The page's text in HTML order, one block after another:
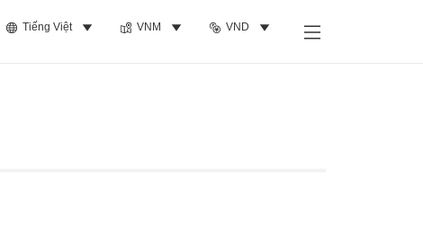
Tiếng Việt VNM VND